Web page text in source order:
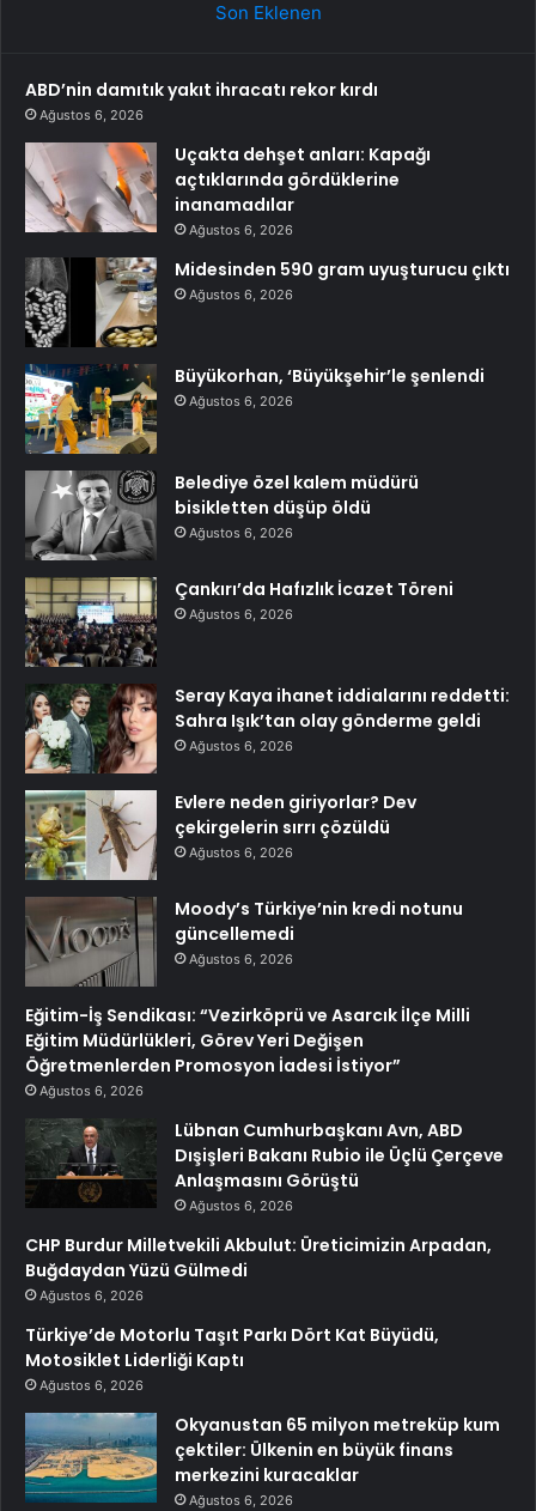
Son Eklenen
ABD’nin damıtık yakıt ihracatı rekor kırdı
Ağustos 6, 2026
Uçakta dehşet anları: Kapağı
açtıklarında gördüklerine
inanamadılar
Ağustos 6, 2026
Midesinden 590 gram uyuşturucu çıktı
Ağustos 6, 2026
Büyükorhan, ‘Büyükşehir’le şenlendi
Ağustos 6, 2026
Belediye özel kalem müdürü
bisikletten düşüp öldü
Ağustos 6, 2026
Çankırı’da Hafızlık İcazet Töreni
Ağustos 6, 2026
Seray Kaya ihanet iddialarını reddetti:
Sahra Işık’tan olay gönderme geldi
Ağustos 6, 2026
Evlere neden giriyorlar? Dev
çekirgelerin sırrı çözüldü
Ağustos 6, 2026
Moody’s Türkiye’nin kredi notunu
güncellemedi
Ağustos 6, 2026
Eğitim-İş Sendikası: “Vezirköprü ve Asarcık İlçe Milli
Eğitim Müdürlükleri, Görev Yeri Değişen
Öğretmenlerden Promosyon İadesi İstiyor”
Ağustos 6, 2026
Lübnan Cumhurbaşkanı Avn, ABD
Dışişleri Bakanı Rubio ile Üçlü Çerçeve
Anlaşmasını Görüştü
Ağustos 6, 2026
CHP Burdur Milletvekili Akbulut: Üreticimizin Arpadan,
Buğdaydan Yüzü Gülmedi
Ağustos 6, 2026
Türkiye’de Motorlu Taşıt Parkı Dört Kat Büyüdü,
Motosiklet Liderliği Kaptı
Ağustos 6, 2026
Okyanustan 65 milyon metreküp kum
çektiler: Ülkenin en büyük finans
merkezini kuracaklar
Ağustos 6, 2026